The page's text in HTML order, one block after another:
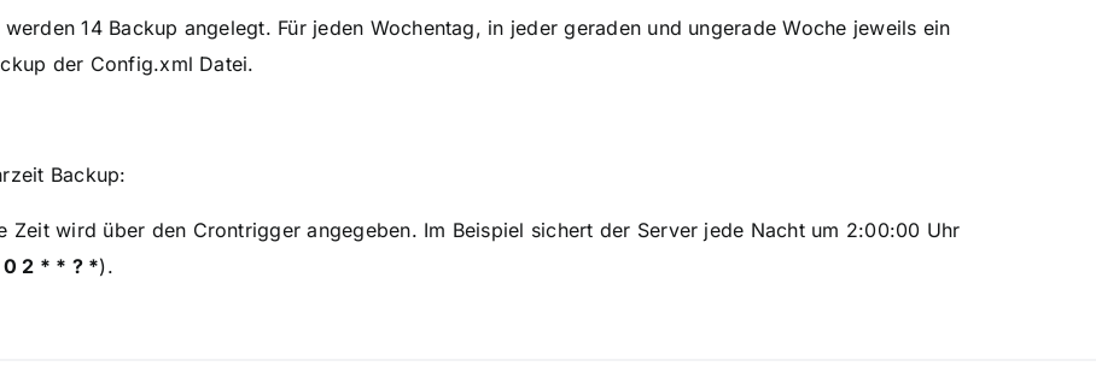
werden 14 Backup angelegt. Für jeden Wochentag, in jeder geraden und ungerade Woche jeweils ein
der Config.xml Datei.
Backup:
Zeit wird über den Crontrigger angegeben. Im Beispiel sichert der Server jede Nacht um 2:00:00 Uhr
2 * * ? *).